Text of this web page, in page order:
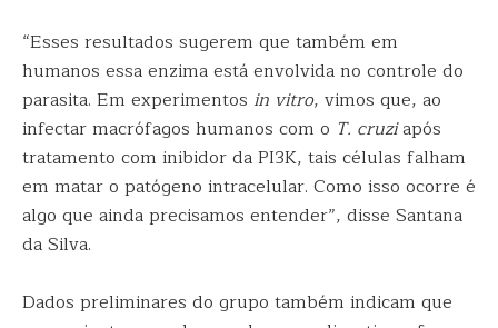
“Esses resultados sugerem que também em
humanos essa enzima está envolvida no controle do
parasita. Em experimentos in vitro, vimos que, ao
infectar macrófagos humanos com o T. cruziapós
tratamento com inibidor da PI3K, tais células falham
em matar o patógeno intracelular. Como isso ocorre é
algo que ainda precisamos entender”, disse Santana
da Silva.
Dados preliminares do grupo também indicam que